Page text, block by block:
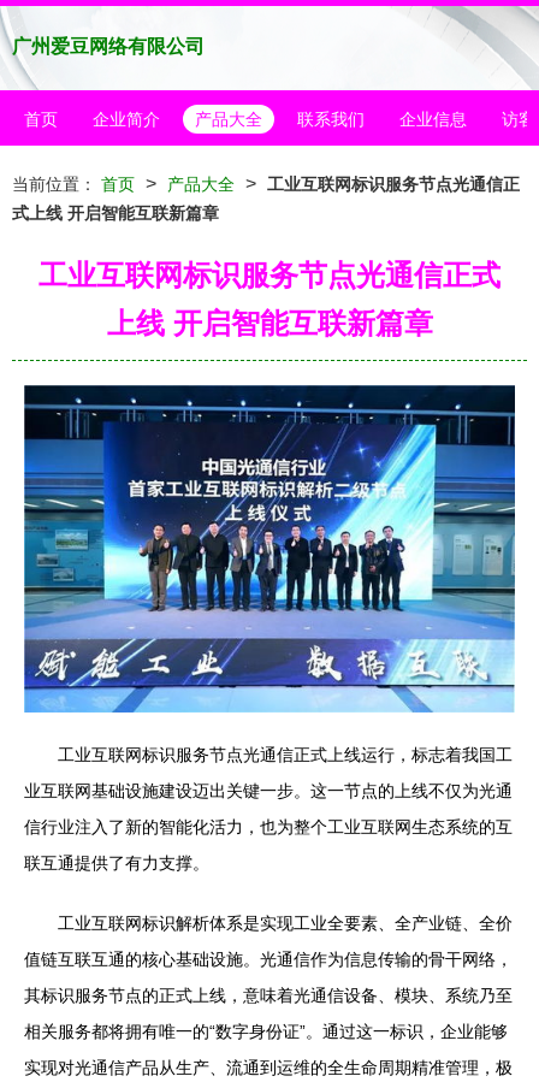
广州爱豆网络有限公司
首页 企业简介 产品大全 联系我们 企业信息 访客
当前位置： 首页 > 产品大全 > 工业互联网标识服务节点光通信正
式上线 开启智能互联新篇章
工业互联网标识服务节点光通信正式
上线 开启智能互联新篇章
工业互联网标识服务节点光通信正式上线运行，标志着我国工
业互联网基础设施建设迈出关键一步。这一节点的上线不仅为光通
信行业注入了新的智能化活力，也为整个工业互联网生态系统的互
联互通提供了有力支撑。
工业互联网标识解析体系是实现工业全要素、全产业链、全价
值链互联互通的核心基础设施。光通信作为信息传输的骨干网络，
其标识服务节点的正式上线，意味着光通信设备、模块、系统乃至
相关服务都将拥有唯一的“数字身份证”。通过这一标识，企业能够
实现对光通信产品从生产、流通到运维的全生命周期精准管理，极